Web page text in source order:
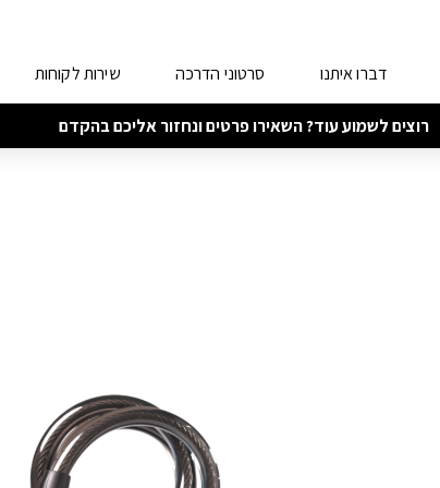
דברו איתנו סרטוני הדרכה שירות לקוחות
רוצים לשמוע עוד? השאירו פרטים ונחזור אליכם בהקדם